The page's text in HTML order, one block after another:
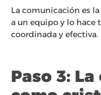
La comunicación es
a un equipo y lo hace
coordinada y efectiva.
Paso 3: